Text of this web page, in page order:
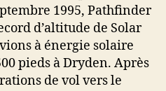
1995, Pathfinder
d’altitude de Solar
à énergie solaire
pieds à Dryden. Après
de vol vers le